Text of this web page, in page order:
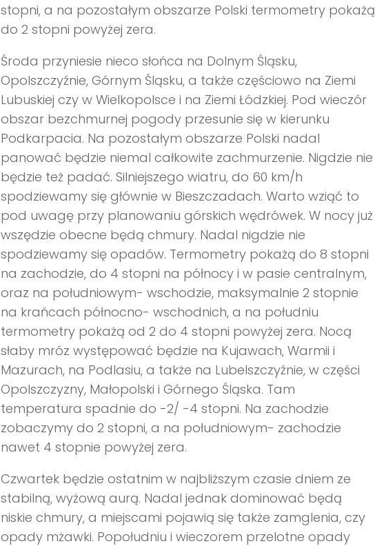
stopni, a na pozostałym obszarze Polski termometry pokażą
do 2 stopni powyżej zera.
Środa przyniesie nieco słońca na Dolnym Śląsku,
Opolszczyźnie, Górnym Śląsku, a także częściowo na Ziemi
Lubuskiej czy w Wielkopolsce i na Ziemi Łódzkiej. Pod wieczór
obszar bezchmurnej pogody przesunie się w kierunku
Podkarpacia. Na pozostałym obszarze Polski nadal
panować będzie niemal całkowite zachmurzenie. Nigdzie nie
będzie też padać. Silniejszego wiatru, do 60 km/h
spodziewamy się głównie w Bieszczadach. Warto wziąć to
pod uwagę przy planowaniu górskich wędrówek. W nocy już
wszędzie obecne będą chmury. Nadal nigdzie nie
spodziewamy się opadów. Termometry pokażą do 8 stopni
na zachodzie, do 4 stopni na północy i w pasie centralnym,
oraz na południowym- wschodzie, maksymalnie 2 stopnie
na krańcach północno- wschodnich, a na południu
termometry pokażą od 2 do 4 stopni powyżej zera. Nocą
słaby mróz występować będzie na Kujawach, Warmii i
Mazurach, na Podlasiu, a także na Lubelszczyźnie, w części
Opolszczyzny, Małopolski i Górnego Śląska. Tam
temperatura spadnie do -2/ -4 stopni. Na zachodzie
zobaczymy do 2 stopni, a na południowym- zachodzie
nawet 4 stopnie powyżej zera.
Czwartek będzie ostatnim w najbliższym czasie dniem ze
stabilną, wyżową aurą. Nadal jednak dominować będą
niskie chmury, a miejscami pojawią się także zamglenia, czy
opady mżawki. Popołudniu i wieczorem przelotne opady